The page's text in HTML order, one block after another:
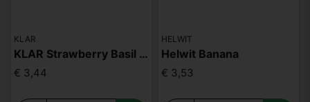
KLAR
KLAR Strawberry Basil Regular Mini
€ 3,44
HELWIT
Helwit Banana
€ 3,53